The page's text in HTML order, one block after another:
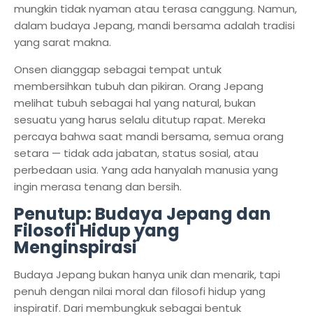
mungkin tidak nyaman atau terasa canggung. Namun,
dalam budaya Jepang, mandi bersama adalah tradisi
yang sarat makna.
Onsen dianggap sebagai tempat untuk
membersihkan tubuh dan pikiran. Orang Jepang
melihat tubuh sebagai hal yang natural, bukan
sesuatu yang harus selalu ditutup rapat. Mereka
percaya bahwa saat mandi bersama, semua orang
setara — tidak ada jabatan, status sosial, atau
perbedaan usia. Yang ada hanyalah manusia yang
ingin merasa tenang dan bersih.
Penutup: Budaya Jepang dan
Filosofi Hidup yang
Menginspirasi
Budaya Jepang bukan hanya unik dan menarik, tapi
penuh dengan nilai moral dan filosofi hidup yang
inspiratif. Dari membungkuk sebagai bentuk